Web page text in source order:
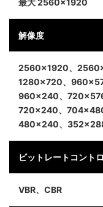
最大 2560×1920
解像度
2560×1920、
1280×720、
960×240、
720×240、
480×240、
ビットレートコント
VBR、CBR